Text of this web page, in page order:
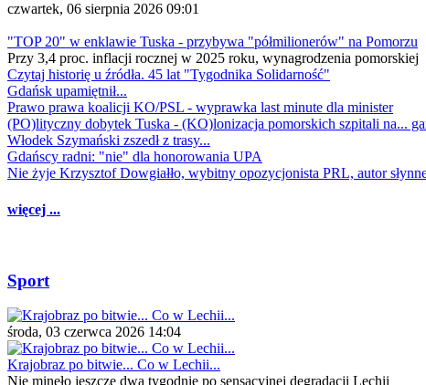
czwartek, 06 sierpnia 2026 09:01
"TOP 20" w enklawie Tuska - przybywa "półmilionerów" na Pomorzu
Przy 3,4 proc. inflacji rocznej w 2025 roku, wynagrodzenia pomorskiej
Czytaj historię u źródła. 45 lat "Tygodnika Solidarność"
Gdańsk upamiętnił...
Prawo prawa koalicji KO/PSL - wyprawka last minute dla minister
(PO)lityczny dobytek Tuska - (KO)lonizacja pomorskich szpitali na...
Włodek Szymański zszedł z trasy...
Gdańscy radni: "nie" dla honorowania UPA
Nie żyje Krzysztof Dowgiałło, wybitny opozycjonista PRL, autor
więcej ...
Sport
środa, 03 czerwca 2026 14:04
Krajobraz po bitwie... Co w Lechii...
Nie minęło jeszcze dwa tygodnie po sensacyjnej degradacji Lechii